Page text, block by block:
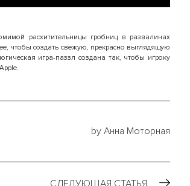
расхитительницы гробниц в развалинах
чтобы создать свежую, прекрасно выглядящую
игра-паззл создана так, чтобы игроку
by Анна Моторная
СЛЕДУЮЩАЯ СТАТЬЯ